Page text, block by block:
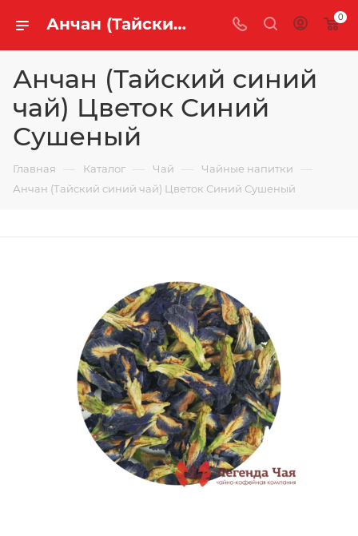
Анчан (Тайский синий чай) Цветок Синий Сушеный купить оптом и в розницу | «Легенда Чая» 0
Анчан (Тайский синий
чай) Цветок Синий
Сушеный
Главная — Каталог — Чай — Чайные напитки —
Анчан (Тайский синий чай) Цветок Синий Сушеный